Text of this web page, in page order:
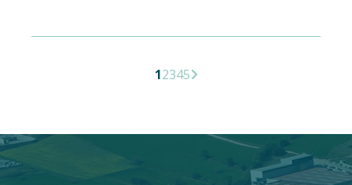
12345